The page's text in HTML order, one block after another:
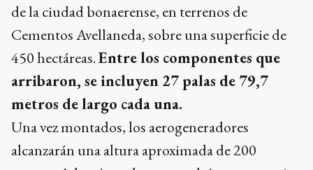
de la ciudad bonaerense, en terrenos de
Cementos Avellaneda, sobre una superficie de
450 hectáreas.Entre los componentes que
arribaron, se incluyen 27 palas de 79,7
metros de largo cada una.
Una vez montados, los aerogeneradores
alcanzarán una altura aproximada de 200